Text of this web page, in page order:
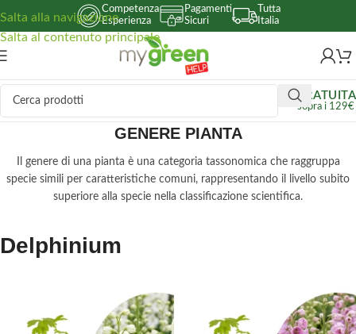
Salta alla navigazione
Salta al contenuto principale
Competenza
Esperienza
Pagamenti
Sicuri
Tutta
Italia
GRATUITA
sopra i 129€
GENERE PIANTA
Il genere di una pianta è una categoria tassonomica che raggruppa
specie simili per caratteristiche comuni, rappresentando il livello subito
superiore alla specie nella classificazione scientifica.
Delphinium